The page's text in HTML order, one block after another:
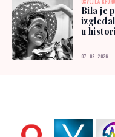
OSVOJILA
Bila je
u
07. 08. 2026.